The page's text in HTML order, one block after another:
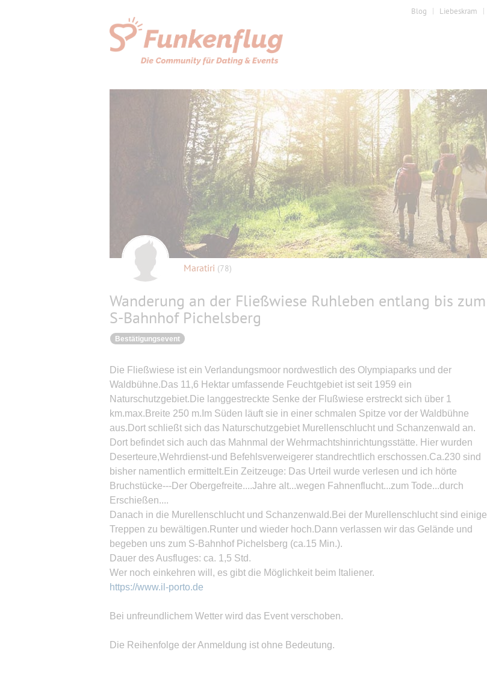
Blog Liebeskram
Maratiri (78)
Wanderung an der Fließwiese Ruhleben entlang bis zum
S-Bahnhof Pichelsberg
Bestätigungsevent
Die Fließwiese ist ein Verlandungsmoor nordwestlich des Olympiaparks und der
Waldbühne.Das 11,6 Hektar umfassende Feuchtgebiet ist seit 1959 ein
Naturschutzgebiet.Die langgestreckte Senke der Flußwiese erstreckt sich über 1
km.max.Breite 250 m.Im Süden läuft sie in einer schmalen Spitze vor der Waldbühne
aus.Dort schließt sich das Naturschutzgebiet Murellenschlucht und Schanzenwald an.
Dort befindet sich auch das Mahnmal der Wehrmachtshinrichtungsstätte. Hier wurden
Deserteure,Wehrdienst-und Befehlsverweigerer standrechtlich erschossen.Ca.230 sind
bisher namentlich ermittelt.Ein Zeitzeuge: Das Urteil wurde verlesen und ich hörte
Bruchstücke---Der Obergefreite....Jahre alt...wegen Fahnenflucht...zum Tode...durch
Erschießen....
Danach in die Murellenschlucht und Schanzenwald.Bei der Murellenschlucht sind einige
Treppen zu bewältigen.Runter und wieder hoch.Dann verlassen wir das Gelände und
begeben uns zum S-Bahnhof Pichelsberg (ca.15 Min.).
Dauer des Ausfluges: ca. 1,5 Std.
Wer noch einkehren will, es gibt die Möglichkeit beim Italiener.
https://www.il-porto.de
Bei unfreundlichem Wetter wird das Event verschoben.
Die Reihenfolge der Anmeldung ist ohne Bedeutung.